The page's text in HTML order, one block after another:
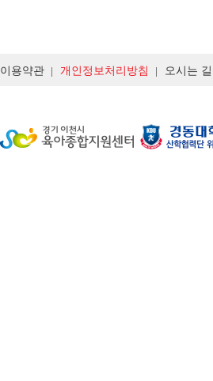
이용약관 개인정보처리방침 오시는 길